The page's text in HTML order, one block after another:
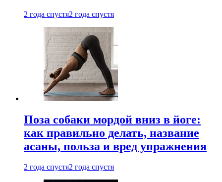
2 года спустя2 года спустя
Поза собаки мордой вниз в йоге:
как правильно делать, название
асаны, польза и вред упражнения
2 года спустя2 года спустя